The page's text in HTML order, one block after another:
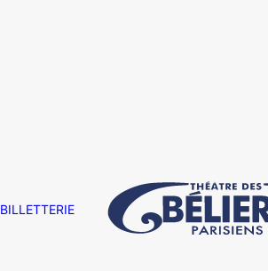
BILLETTERIE